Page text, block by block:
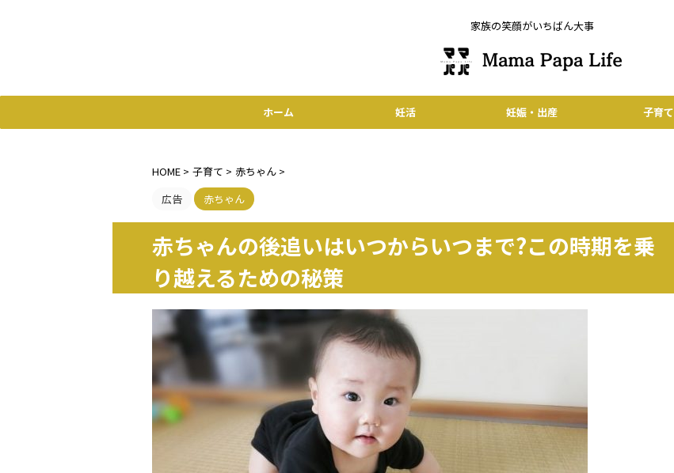
家族の笑顔がいちばん大事
ホーム 妊活 妊娠・出産 子育て
HOME > 子育て > 赤ちゃん >
広告
赤ちゃん
赤ちゃんの後追いはいつからいつまで?この時期を乗
り越えるための秘策